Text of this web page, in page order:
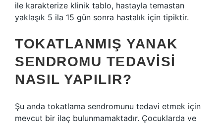
ile karakterize klinik tablo, hastayla temastan
yaklaşık 5 ila 15 gün sonra hastalık için tipiktir.
TOKATLANMIŞ YANAK
SENDROMU TEDAVISI
NASIL YAPILIR?
Şu anda tokatlama sendromunu tedavi etmek için
mevcut bir ilaç bulunmamaktadır. Çocuklarda ve